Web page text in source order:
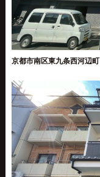
京都市南区東九条西河辺町